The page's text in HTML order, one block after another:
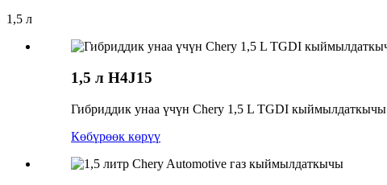
1,5 л
1,5 л H4J15
Гибриддик унаа үчүн Chery 1,5 L TGDI кыймылдаткычы
Көбүрөөк көрүү